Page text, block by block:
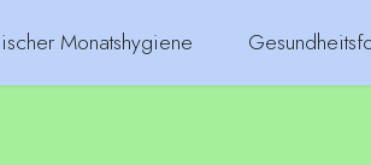
Monatshygiene